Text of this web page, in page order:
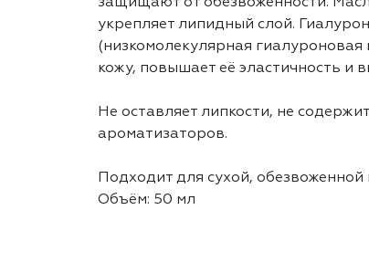
защищают от обезвоженности.
укрепляет липидный слой.
(низкомолекулярная гиалуроновая
кожу, повышает её эластичность и
Не оставляет липкости, не
ароматизаторов.
Подходит для сухой, обезвоженной
Объём: 50 мл